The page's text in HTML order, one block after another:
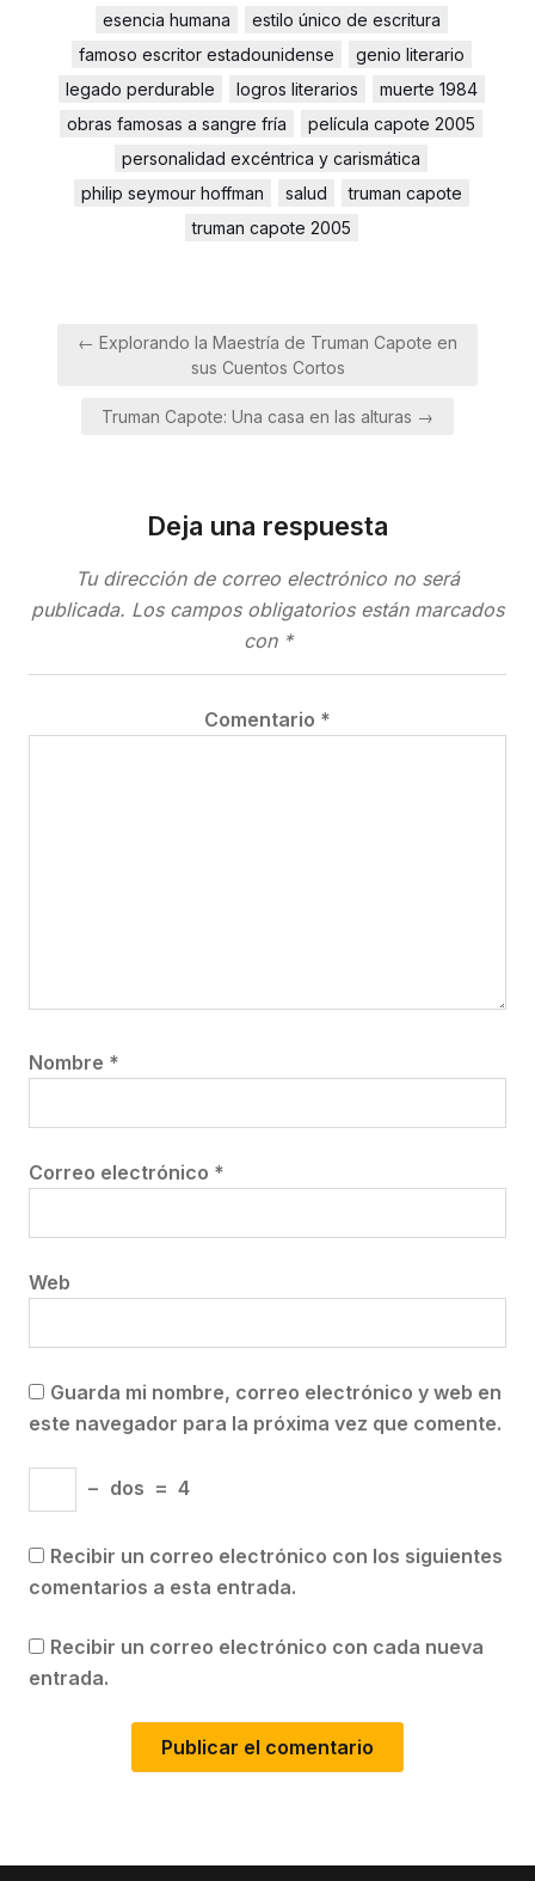
esencia humana
estilo único de escritura
famoso escritor estadounidense
genio literario
legado perdurable
logros literarios
muerte 1984
obras famosas a sangre fría
película capote 2005
personalidad excéntrica y carismática
philip seymour hoffman
salud
truman capote
truman capote 2005
Navegación
← Explorando la Maestría de Truman Capote en
sus Cuentos Cortos
Truman Capote: Una casa en las alturas →
Deja una respuesta
Tu dirección de correo electrónico no será
publicada. Los campos obligatorios están marcados
con *
Comentario *
Nombre *
Correo electrónico *
Web
Guarda mi nombre, correo electrónico y web en
este navegador para la próxima vez que comente.
− dos = 4
Recibir un correo electrónico con los siguientes
comentarios a esta entrada.
Recibir un correo electrónico con cada nueva
entrada.